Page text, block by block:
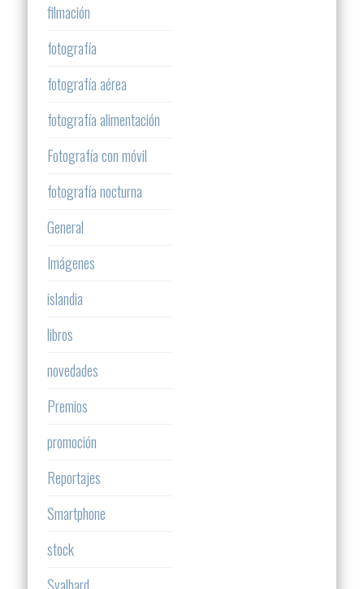
filmación
fotografía
fotografía aérea
fotografía alimentación
Fotografía con móvil
fotografía nocturna
General
Imágenes
islandia
libros
novedades
Premios
promoción
Reportajes
Smartphone
stock
Svalbard